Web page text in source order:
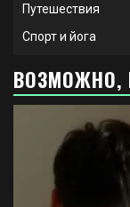
Путешествия
Спорт и йога
ВОЗМОЖНО,